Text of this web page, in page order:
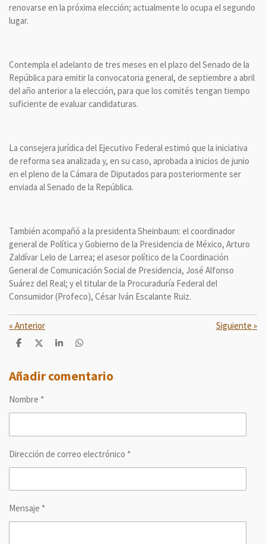
renovarse en la próxima elección; actualmente lo ocupa el segundo
lugar.
Contempla el adelanto de tres meses en el plazo del Senado de la
República para emitir la convocatoria general, de septiembre a abril
del año anterior a la elección, para que los comités tengan tiempo
suficiente de evaluar candidaturas.
La consejera jurídica del Ejecutivo Federal estimó que la iniciativa
de reforma sea analizada y, en su caso, aprobada a inicios de junio
en el pleno de la Cámara de Diputados para posteriormente ser
enviada al Senado de la República.
También acompañó a la presidenta Sheinbaum: el coordinador
general de Política y Gobierno de la Presidencia de México, Arturo
Zaldívar Lelo de Larrea; el asesor político de la Coordinación
General de Comunicación Social de Presidencia, José Alfonso
Suárez del Real; y el titular de la Procuraduría Federal del
Consumidor (Profeco), César Iván Escalante Ruiz.
« Anterior Siguiente »
C
p
a
t
C
p
a
C
p
a
C
p
a
Añadir comentario
Nombre *
Dirección de correo electrónico *
Mensaje *